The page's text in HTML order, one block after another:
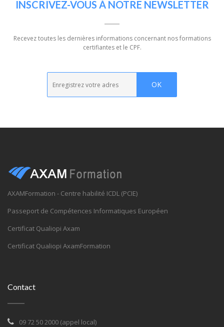
INSCRIVEZ-VOUS À NOTRE NEWSLETTER
Recevez toutes les dernières informations concernant nos formations
certifiantes et le CPF.
AXAMFormation - Centre habilité ICDL (PCIE)
Passeport de Compétences Informatiques Européen
Certificat Qualiopi Axam
Certificat Qualiopi AxamFormation
Contact
09 72 50 2000 (appel local)